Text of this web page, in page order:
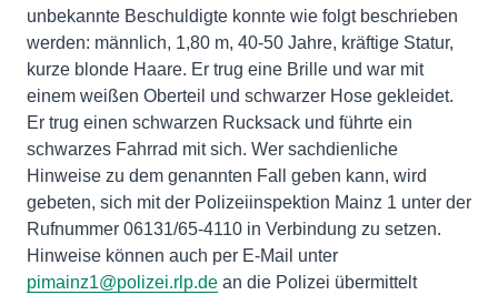
unbekannte Beschuldigte konnte wie folgt beschrieben
werden: männlich, 1,80 m, 40-50 Jahre, kräftige Statur,
kurze blonde Haare. Er trug eine Brille und war mit
einem weißen Oberteil und schwarzer Hose gekleidet.
Er trug einen schwarzen Rucksack und führte ein
schwarzes Fahrrad mit sich. Wer sachdienliche
Hinweise zu dem genannten Fall geben kann, wird
gebeten, sich mit der Polizeiinspektion Mainz 1 unter der
Rufnummer 06131/65-4110 in Verbindung zu setzen.
Hinweise können auch per E-Mail unter
pimainz1@polizei.rlp.de an die Polizei übermittelt